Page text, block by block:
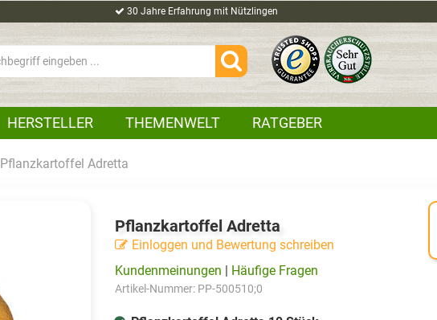
30 Jahre Erfahrung mit Nützlingen
HERSTELLER THEMENWELT RATGEBER
Pflanzkartoffel Adretta
Pflanzkartoffel Adretta
Einloggen und Bewertung schreiben
Kundenmeinungen | Häufige Fragen
Artikel-Nummer: PP-500510;0